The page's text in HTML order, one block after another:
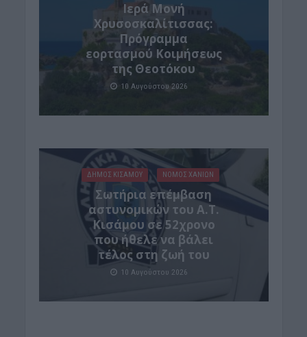
Ιερά Μονή
Χρυσοσκαλίτισσας:
Πρόγραμμα
εορτασμού Κοιμήσεως
της Θεοτόκου
10 Αυγούστου 2026
ΔΉΜΟΣ ΚΙΣΆΜΟΥ ΝΟΜΌΣ ΧΑΝΊΩΝ
Σωτήρια επέμβαση
αστυνομικών του Α.Τ.
Κισάμου σε 52χρονο
που ήθελε να βάλει
τέλος στη ζωή του
10 Αυγούστου 2026